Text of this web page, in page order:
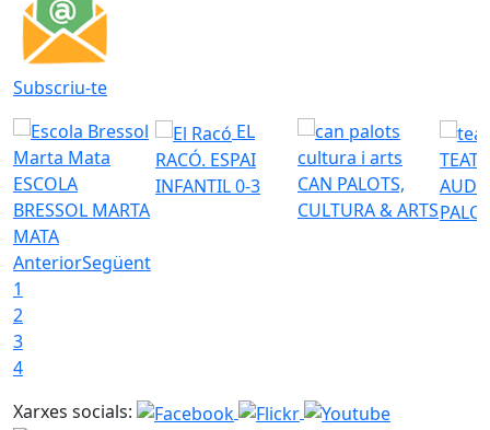
Subscriu-te
ESCOLA
BRESSOL MARTA
MATA
EL
RACÓ. ESPAI
INFANTIL 0-3
CAN PALOTS,
CULTURA & ARTS
AnteriorSegüent
1
2
3
4
Xarxes socials: